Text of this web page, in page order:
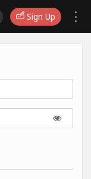
Sign Up